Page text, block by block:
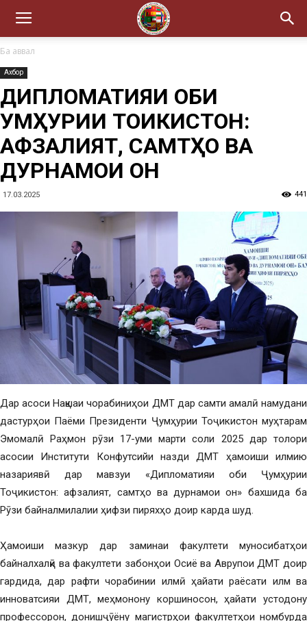
Ба аввал
Ахбор
ДИПЛОМАТИЯИ ОБИ
ҶУМҲУРИИ ТОҶИКИСТОН:
АФЗАЛИЯТ, САМТҲО ВА
ДУРНАМОИ ОН
17.03.2025 441
Дар асоси Нақшаи чорабиниҳои ДМТ дар самти амалӣ намудани
дастурҳои Паёми Президенти Ҷумҳурии Тоҷикистон муҳтарам
Эмомалӣ Раҳмон рӯзи 17-уми марти соли 2025 дар толори
асосии Институти Конфутсийи назди ДМТ ҳамоиши илмию
назариявӣ дар мавзуи «Дипломатияи оби Ҷумҳурии
Тоҷикистон: афзалият, самтҳо ва дурнамои он» бахшида ба
Рӯзи байналмилалии ҳифзи пиряхҳо доир карда шуд.
Ҳамоиши мазкур дар заминаи факултети муносибатҳои
байналхалқӣ ва факултети забонҳои Осиё ва Аврупои ДМТ доир
гардида, дар рафти чорабинии илмӣ ҳайати раёсати илм ва
инноватсияи ДМТ, меҳмонону коршиносон, ҳайати устодону
профессорон, донишҷӯёну магистрҳои факултетҳои номбурда